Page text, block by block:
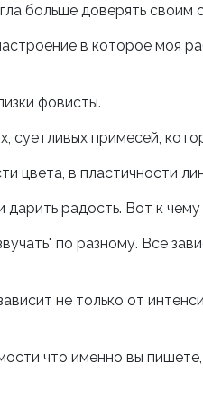
больше доверять своим
в которое моя
фовисты.
суетливых примесей,
цвета, в пластичности
радость. Вот к
по разному. Все
не только от
что именно вы